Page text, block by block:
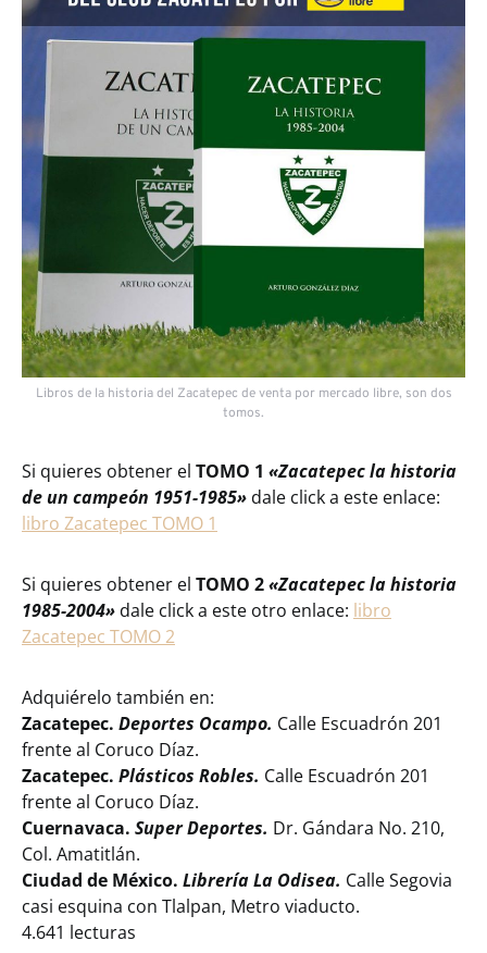
Libros de la historia del Zacatepec de venta por mercado libre, son dos
tomos.
Si quieres obtener el TOMO 1 «Zacatepec la historia
de un campeón 1951-1985» dale click a este enlace:
libro Zacatepec TOMO 1
Si quieres obtener el TOMO 2«Zacatepec la historia
1985-2004» dale click a este otro enlace: libro
Zacatepec TOMO 2
Adquiérelo también en:
Zacatepec. Deportes Ocampo. Calle Escuadrón 201
frente al Coruco Díaz.
Zacatepec. Plásticos Robles. Calle Escuadrón 201
frente al Coruco Díaz.
Cuernavaca. Super Deportes. Dr. Gándara No. 210,
Col. Amatitlán.
Ciudad de México. Librería La Odisea. Calle Segovia
casi esquina con Tlalpan, Metro viaducto.
4.641 lecturas